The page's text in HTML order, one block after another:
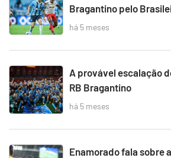
Bragantino pelo
há 5 meses
A provável escalação
RB Bragantino
há 5 meses
Enamorado fala sobre